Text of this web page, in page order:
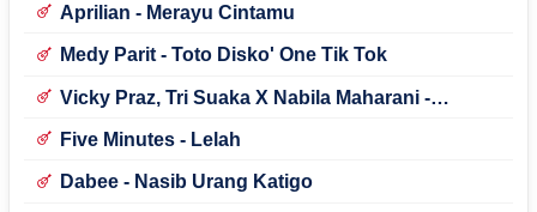
Aprilian - Merayu Cintamu
Medy Parit - Toto Disko' One Tik Tok
Vicky Praz, Tri Suaka X Nabila Maharani -
Five Minutes - Lelah
Dabee - Nasib Urang Katigo